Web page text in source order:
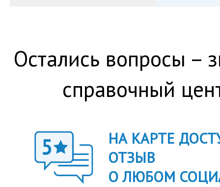
Остались вопросы –
справочный
НА КАРТЕ
ОТЗЫВ
О ЛЮБОМ